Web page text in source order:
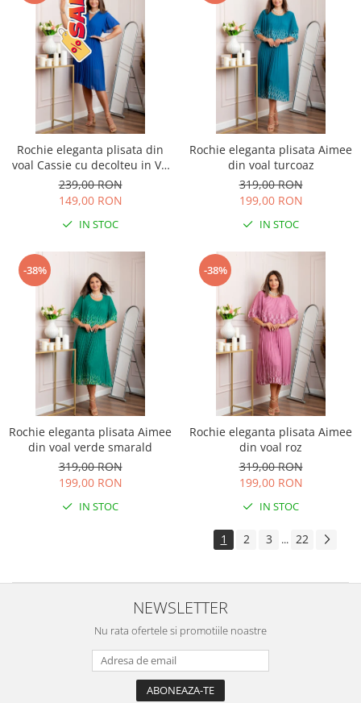
Rochie eleganta plisata din
voal Cassie cu decolteu in V -
Albastru regal
239,00 RON
149,00 RON
IN STOC
Rochie eleganta plisata Aimee
din voal turcoaz
319,00 RON
199,00 RON
IN STOC
-38%
Rochie eleganta plisata Aimee
din voal verde smarald
319,00 RON
199,00 RON
IN STOC
-38%
Rochie eleganta plisata Aimee
din voal roz
319,00 RON
199,00 RON
IN STOC
1 2 3 ... 22
NEWSLETTER
Nu rata ofertele si promotiile noastre